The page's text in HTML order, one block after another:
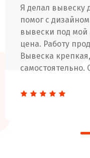
Я делал вывеску
помог с
вывески под мой
цена. Работу
Вывеска
самостоятельно.